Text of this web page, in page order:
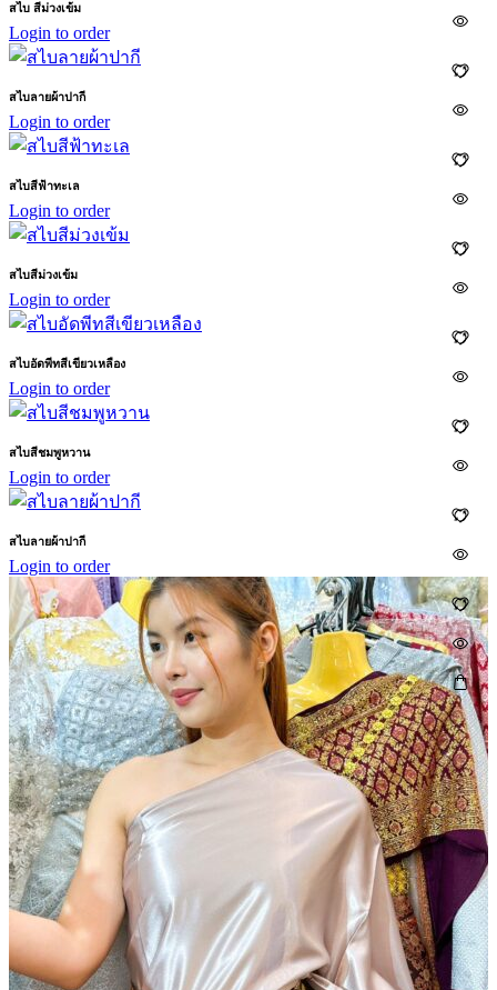
สไบ สีม่วงเข้ม
Login to order
สไบลายผ้าปากี
Login to order
สไบสีฟ้าทะเล
Login to order
สไบสีม่วงเข้ม
Login to order
สไบอัดพีทสีเขียวเหลือง
Login to order
สไบสีชมพูหวาน
Login to order
สไบลายผ้าปากี
Login to order